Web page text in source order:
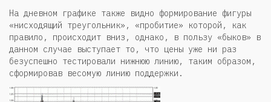
На дневном графике также видно формирование фигуры
«нисходящий треугольник», «пробитие» которой, как
правило, происходит вниз, однако, в пользу «быков» в
данном случае выступает то, что цены уже ни раз
безуспешно тестировали нижнюю линию, таким образом,
сформировав весомую линию поддержки.